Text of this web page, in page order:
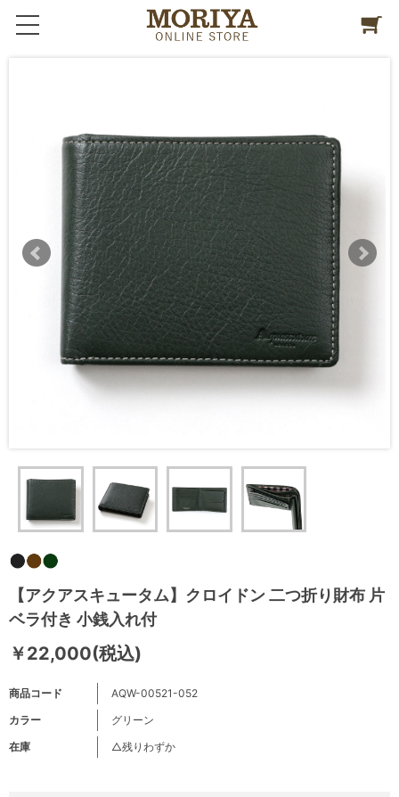
【アクアスキュータム】クロイドン 二つ折り財布 片
ベラ付き 小銭入れ付
￥22,000(税込)
商品コード
AQW-00521-052
カラー
グリーン
在庫
△残りわずか